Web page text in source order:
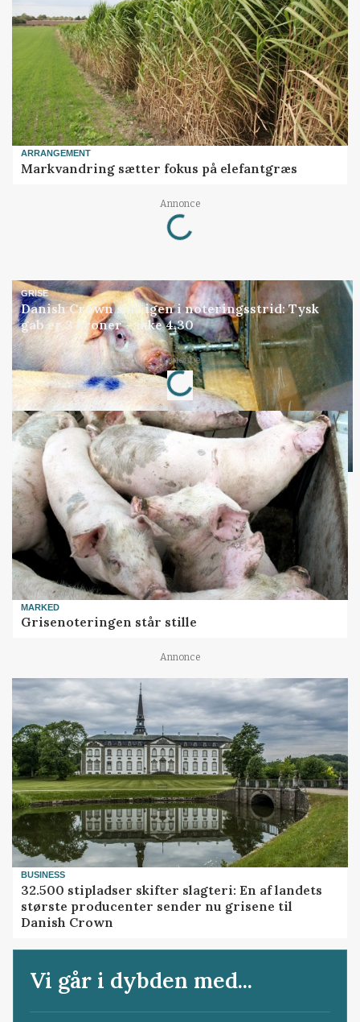
ARRANGEMENT
Markvandring sætter fokus på elefantgræs
Annonce
Loading...
GRISE
Danish Crown slår igen i noteringsstrid: Tysk
gab er 3 kroner – ikke 4,30
Annonce
Loading...
MARKED
Grisenoteringen står stille
Annonce
BUSINESS
32.500 stipladser skifter slagteri: En af landets
største producenter sender nu grisene til
Danish Crown
Vi går i dybden med...